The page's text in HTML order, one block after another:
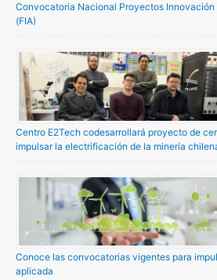
Convocatoria Nacional Proyectos Innovación
(FIA)
Centro E2Tech codesarrollará proyecto de
impulsar la electrificación de la minería
Conoce las convocatorias vigentes para
aplicada